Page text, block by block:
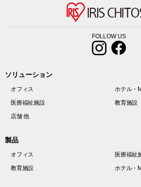
FOLLOW US
ソリューション
オフィス
ホテル・
医療福祉施設
教育施設
店舗 他
製品
オフィス
医療福祉
教育施設
ホテル・